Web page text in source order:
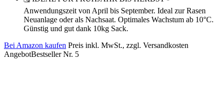
Anwendungszeit von April bis September. Ideal zur Rasen
Neuanlage oder als Nachsaat. Optimales Wachstum ab 10°C.
Günstig und gut dank 10kg Sack.
Bei Amazon kaufen Preis inkl. MwSt., zzgl. Versandkosten
AngebotBestseller Nr. 5